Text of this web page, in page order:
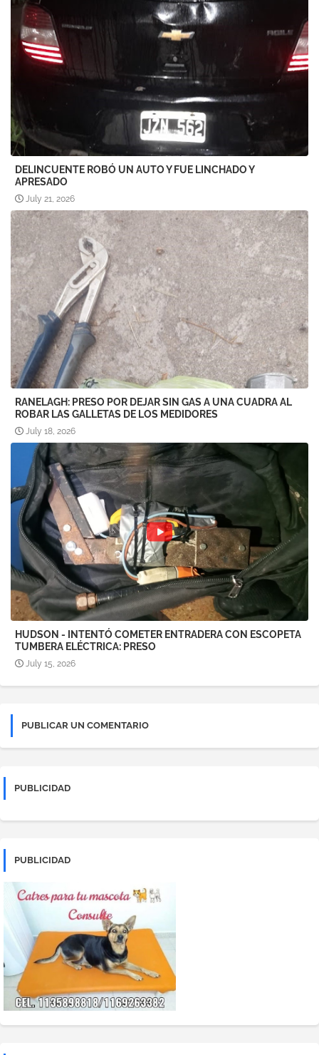
DELINCUENTE ROBÓ UN AUTO Y FUE LINCHADO Y
APRESADO
July 21, 2026
RANELAGH: PRESO POR DEJAR SIN GAS A UNA CUADRA AL
ROBAR LAS GALLETAS DE LOS MEDIDORES
July 18, 2026
HUDSON - INTENTÓ COMETER ENTRADERA CON ESCOPETA
TUMBERA ELÉCTRICA: PRESO
July 15, 2026
PUBLICAR UN COMENTARIO
PUBLICIDAD
PUBLICIDAD